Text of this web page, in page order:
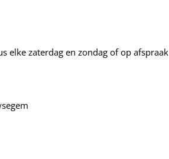
elke zaterdag en zondag of op afspraak